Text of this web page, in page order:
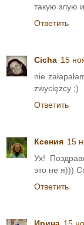
такую злую
Ответить
Cicha 15
nie
zwycięzcy ;)
Ответить
Ксения 15
Ух!
это не я)))
Ответить
Ирина 15